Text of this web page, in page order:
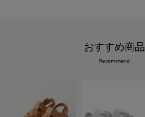
おすすめ商品
Recommend